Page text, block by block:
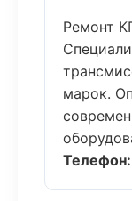
Ремонт
марок.
Телефон: